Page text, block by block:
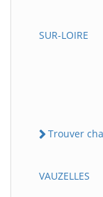
SUR-LOIRE
Trouver
VAUZELLES